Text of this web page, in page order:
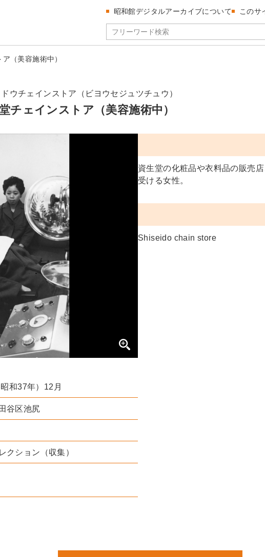
昭和館デジタルアーカイブについて このサ
（美容施術中）
ウチェインストア（ビヨウセジュツチュウ）
チェインストア（美容施術中）
和37年）12月
谷区池尻
クション（収集）
資生堂の化粧品や衣料品の販売
受ける女性。
Shiseido chain store